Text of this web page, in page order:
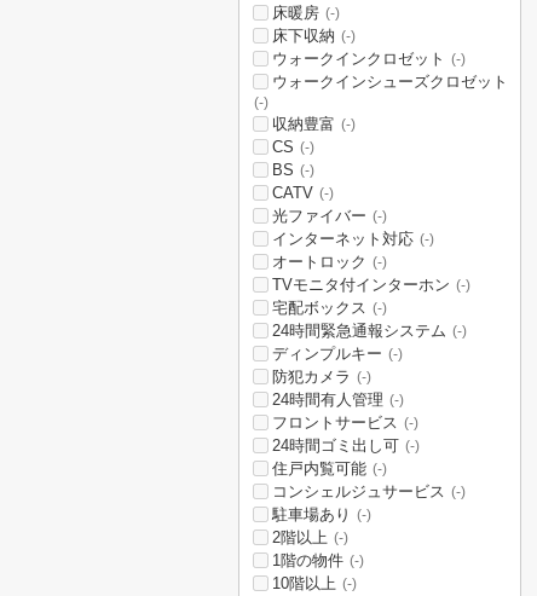
床暖房 (-)
床下収納 (-)
ウォークインクロゼット (-)
ウォークインシューズクロゼット
(-)
収納豊富 (-)
CS (-)
BS (-)
CATV (-)
光ファイバー (-)
インターネット対応 (-)
オートロック (-)
TVモニタ付インターホン (-)
宅配ボックス (-)
24時間緊急通報システム (-)
ディンプルキー (-)
防犯カメラ (-)
24時間有人管理 (-)
フロントサービス (-)
24時間ゴミ出し可 (-)
住戸内覧可能 (-)
コンシェルジュサービス (-)
駐車場あり (-)
2階以上 (-)
1階の物件 (-)
10階以上 (-)